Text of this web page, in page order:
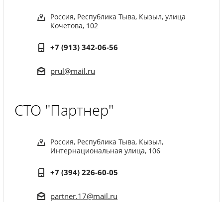
Россия, Республика Тыва, Кызыл, улица
Кочетова, 102
+7 (913) 342-06-56
prul@mail.ru
СТО "Партнер"
Россия, Республика Тыва, Кызыл,
Интернациональная улица, 106
+7 (394) 226-60-05
partner.17@mail.ru